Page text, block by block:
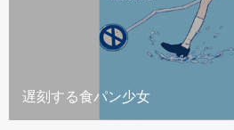
遅刻する食パン少女